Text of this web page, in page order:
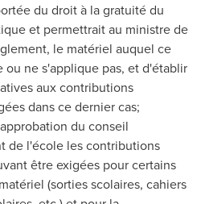
du droit à la gratuité du
et permettrait au ministre de
le matériel auquel ce
ou ne s'applique pas, et d'établir
aux contributions
dans ce dernier cas;
du conseil
de l'école les contributions
être exigées pour certains
(sorties scolaires, cahiers